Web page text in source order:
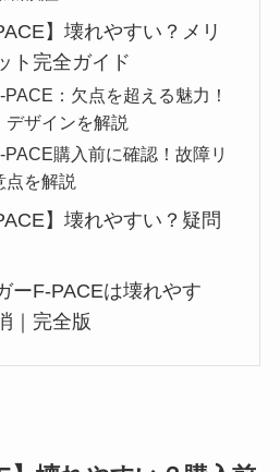
】壊れやすい？メリ
ト完全ガイド
PACE：欠点を超える魅力！
デザインを解説
PACE購入前に確認！故障リ
点を解説
】壊れやすい？疑問
ーF-PACEは壊れやす
｜完全版